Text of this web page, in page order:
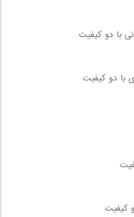
با دو کیفیت
با دو کیفیت
کیفیت